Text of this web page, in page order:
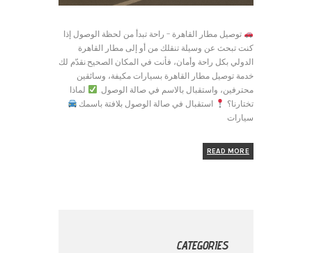
توصيل مطار القاهرة – راحة تبدأ من لحظة الوصول إذا
كنت تبحث عن وسيلة تنقلك من أو إلى مطار القاهرة
الدولي بكل راحة وأمان، فأنت في المكان الصحيح.نقدّم لك
خدمة توصيل مطار القاهرة بسيارات مكيفة، وسائقين
محترفين، واستقبال بالاسم في صالة الوصول.
لماذا
تختارنا؟
استقبال في صالة الوصول بلافتة باسمك
سيارات
READ MORE
CATEGORIES